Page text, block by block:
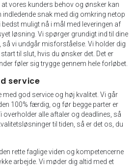
vores kunders behov og ønsker kan
indledende snak med dig omkring netop
bedst muligt nå i mål med leveringen af
løsning. Vi spørger grundigt ind til dine
så vi undgår misforståelse. Vi holder dig
til slut, hvis du ønsker det. Det er
føler sig trygge gennem hele forløbet.
service
god service og høj kvalitet. Vi går
100% færdig, og før begge parter er
overholder alle aftaler og deadlines, så
til tiden, så er det os, du
rette faglige viden og kompetencerne
arbejde. Vi møder dig altid med et